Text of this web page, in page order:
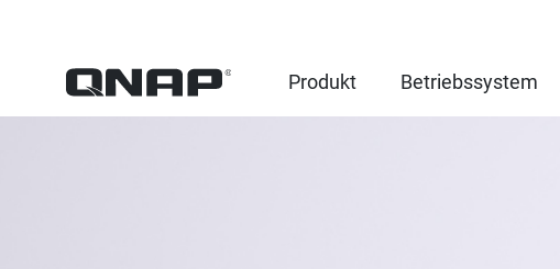
Produkt Betriebssystem